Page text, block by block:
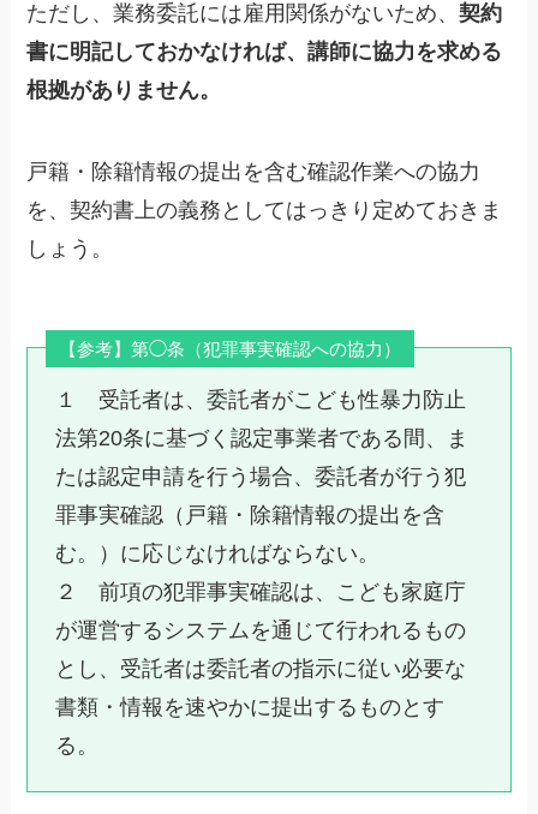
ただし、業務委託には雇用関係がないため、契約
書に明記しておかなければ、講師に協力を求める
根拠がありません。
戸籍・除籍情報の提出を含む確認作業への協力
を、契約書上の義務としてはっきり定めておきま
しょう。
【参考】第◯条（犯罪事実確認への協力）
１ 受託者は、委託者がこども性暴力防止
法第20条に基づく認定事業者である間、ま
たは認定申請を行う場合、委託者が行う犯
罪事実確認（戸籍・除籍情報の提出を含
む。）に応じなければならない。
２ 前項の犯罪事実確認は、こども家庭庁
が運営するシステムを通じて行われるもの
とし、受託者は委託者の指示に従い必要な
書類・情報を速やかに提出するものとす
る。